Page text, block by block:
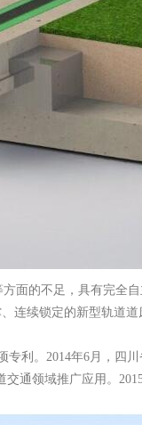
面的不足，具有完全
连续锁定的新型轨道
利。2014年6月，四
通领域推广应用。